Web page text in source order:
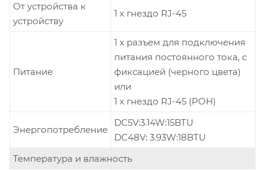
От устройства к
устройству
1 x гнездо RJ-45
Питание
1 x разъем для подключения
питания постоянного тока, с
фиксацией (черного цвета)
или
1 x гнездо RJ-45 (POH)
Энергопотребление
DC5V:3.14W:15BTU
DC48V: 3.93W:18BTU
Температура и влажность